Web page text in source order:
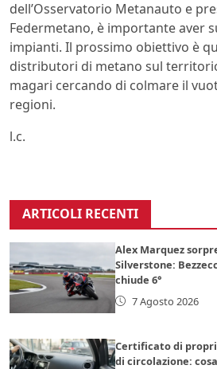
dell’Osservatorio Metanauto e
Federmetano, è importante aver
impianti. Il prossimo obiettivo è
distributori di metano sul
magari cercando di colmare il
regioni.
l.c.
ARTICOLI RECENTI
Alex Marquez
Silverstone:
chiude 6°
7 Agosto 2026
Certificato di
di circolazione: